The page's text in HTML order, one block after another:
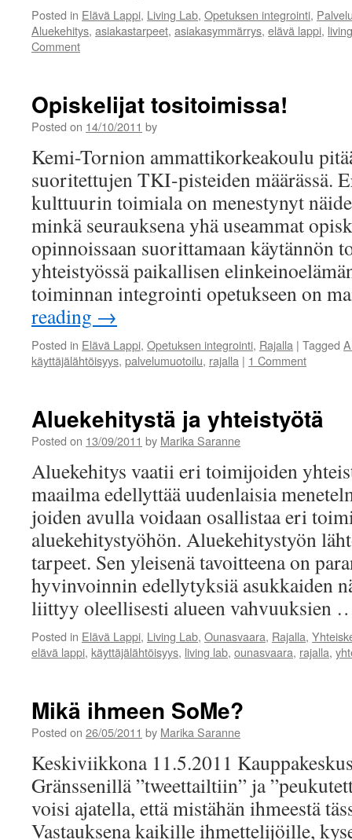
Posted in Elävä Lappi, Living Lab, Opetuksen integrointi,
Aluekehitys, asiakastarpeet, asiakasymmärrys, elävä lappi,
Comment
Opiskelijat tositoimissa!
Posted on 14/10/2011 by
Kemi-Tornion ammattikorkeakoulu
suoritettujen TKI-pisteiden määrässä.
kulttuurin toimiala on menestynyt
minkä seurauksena yhä useammat
opinnoissaan suorittamaan käytännön
yhteistyössä paikallisen
toiminnan integrointi opetukseen on
reading →
Posted in Elävä Lappi, Opetuksen integrointi, Rajalla | Tagged
käyttäjälähtöisyys, palvelumuotoilu, rajalla | 1 Comment
Aluekehitystä ja yhteistyötä
Posted on 13/09/2011 by Marika Saranne
Aluekehitys vaatii eri toimijoiden
maailma edellyttää uudenlaisia
joiden avulla voidaan osallistaa eri
aluekehitystyöhön. Aluekehitystyön
tarpeet. Sen yleisenä tavoitteena on
hyvinvoinnin edellytyksiä asukkaiden
liittyy oleellisesti alueen vahvuuksien
Posted in Elävä Lappi, Living Lab, Ounasvaara, Rajalla,
elävä lappi, käyttäjälähtöisyys, living lab, ounasvaara, rajalla,
Mikä ihmeen SoMe?
Posted on 26/05/2011 by Marika Saranne
Keskiviikkona 11.5.2011
Gränssenillä ”tweettailtiin” ja
voisi ajatella, että mistähän ihmeestä
Vastauksena kaikille ihmettelijöille,